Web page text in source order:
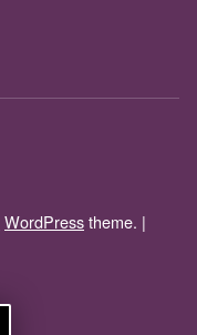
WordPresstheme. |